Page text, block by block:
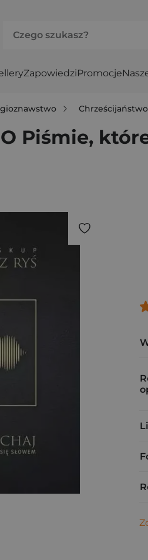
ZapowiedziPromocje
Chrześcijaństwo
Piśmie,